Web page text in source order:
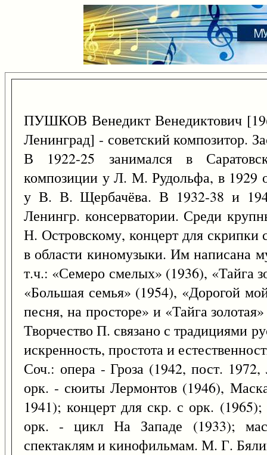
ПУШКОВ Венедикт Венедиктович
Ленинград] - советский композитор.
В 1922-25 занимался в
композиции у Л. М. Рудольфа, в 1929
у В. В. Щербачёва. В 1932-38 и
Ленингр. консерватории. Среди
Н. Островскому, концерт для скрипки
в области киномузыки. Им написана
т.ч.: «Семеро смелых» (1936), «Тайга
«Большая семья» (1954), «Дорогой
песня, на просторе» и «Тайга
Творчество П. связано с традициями
искренность, простота и
Соч.: опера - Гроза (1942, пост.
орк. - сюиты Лермонтов (1946),
1941); концерт для скр. с орк.
орк. - цикл На Западе (1933);
спектаклям и кинофильмам. М. Г.